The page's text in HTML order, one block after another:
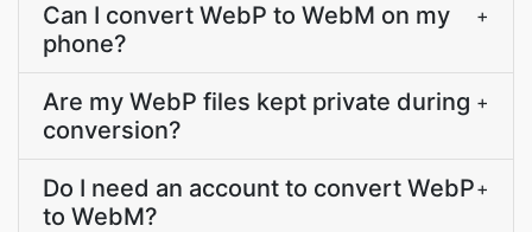
Can I convert WebP to WebM on my
phone?
+
Are my WebP files kept private during
conversion?
+
Do I need an account to convert WebP
to WebM?
+